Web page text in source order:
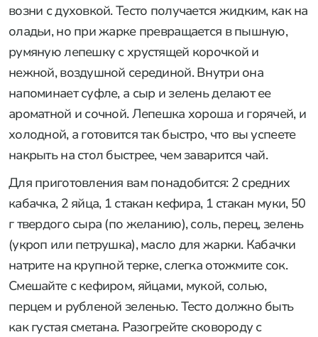
возни с духовкой. Тесто получается жидким, как на
оладьи, но при жарке превращается в пышную,
румяную лепешку с хрустящей корочкой и
нежной, воздушной серединой. Внутри она
напоминает суфле, а сыр и зелень делают ее
ароматной и сочной. Лепешка хороша и горячей, и
холодной, а готовится так быстро, что вы успеете
накрыть на стол быстрее, чем заварится чай.
Для приготовления вам понадобится: 2 средних
кабачка, 2 яйца, 1 стакан кефира, 1 стакан муки, 50
г твердого сыра (по желанию), соль, перец, зелень
(укроп или петрушка), масло для жарки. Кабачки
натрите на крупной терке, слегка отожмите сок.
Смешайте с кефиром, яйцами, мукой, солью,
перцем и рубленой зеленью. Тесто должно быть
как густая сметана. Разогрейте сковороду с